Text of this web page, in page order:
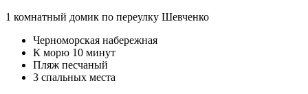
1 комнатный домик по переулку Шевченко
Черноморская набережная
К морю 10 минут
Пляж песчаный
3 спальных места